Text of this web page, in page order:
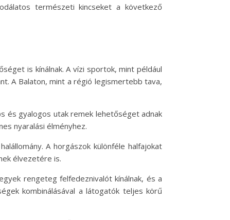
természeti kincseket a következő
is kínálnak. A vízi sportok, mint például
A Balaton, mint a régió legismertebb tava,
és gyalogos utak remek lehetőséget adnak
nyaralási élményhez.
A horgászok különféle halfajokat
élvezetére is.
rengeteg felfedeznivalót kínálnak, és a
kombinálásával a látogatók teljes körű